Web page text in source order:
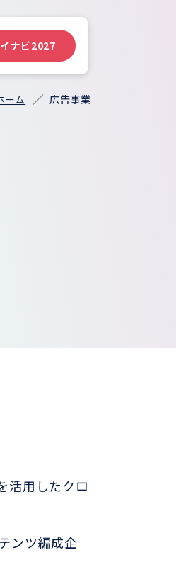
ナビ2027
ーム 広告事業
活用したクロ
ンツ編成企